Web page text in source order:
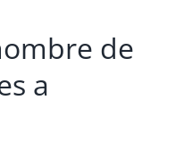
de
a